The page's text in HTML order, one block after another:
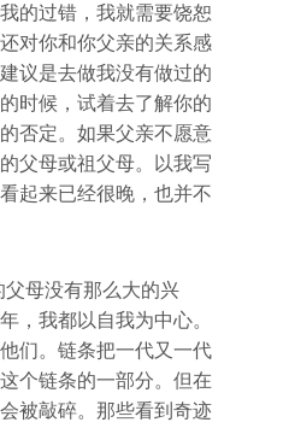
的过错，我就需要饶恕
对你和你父亲的关系感
议是去做我没有做过的
时候，试着去了解你的
否定。如果父亲不愿意
父母或祖父母。以我写
起来已经很晚，也并不
父母没有那么大的兴
，我都以自我为中心。
们。链条把一代又一代
个链条的一部分。但在
被敲碎。那些看到奇迹